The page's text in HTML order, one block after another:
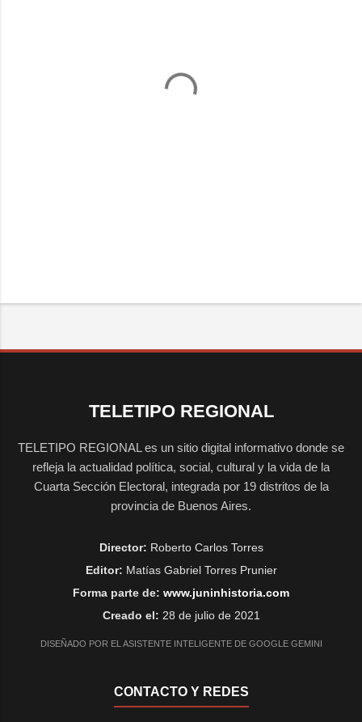
TELETIPO REGIONAL
TELETIPO REGIONAL es un sitio digital informativo donde se
refleja la actualidad política, social, cultural y la vida de la
Cuarta Sección Electoral, integrada por 19 distritos de la
provincia de Buenos Aires.
Director: Roberto Carlos Torres
Editor: Matías Gabriel Torres Prunier
Forma parte de: www.juninhistoria.com
Creado el: 28 de julio de 2021
DISEÑADO POR EL ASISTENTE INTELIGENTE DE GOOGLE GEMINI
CONTACTO Y REDES